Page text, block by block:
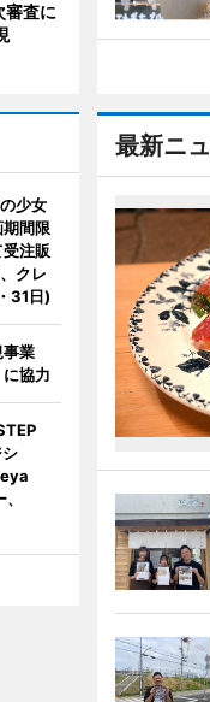
最新ニ
審査に
少女
間限
注販
クレ
31日)
業
に協力